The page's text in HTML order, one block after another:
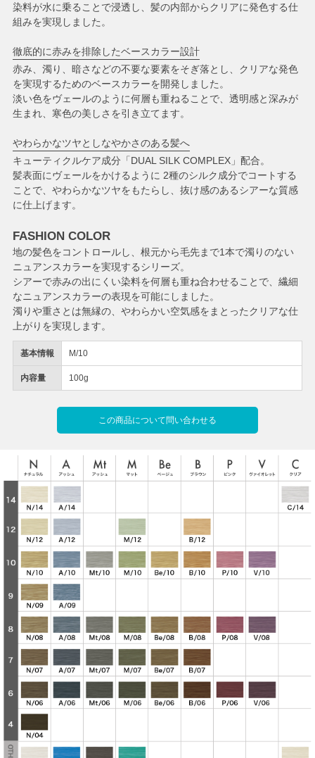
基本情報 M/10
内容量 100g
この商品について問い合わせる
染料が水に乗ることで浸透し、髪の内部からクリアに発色する仕
組みを実現しました。
徹底的に赤みを排除したベースカラー設計
赤み、濁り、暗さなどの不要な要素をそぎ落とし、クリアな発色
を実現するためのベースカラーを開発しました。
淡い色をヴェールのように何層も重ねることで、透明感と深みが
生まれ、寒色の美しさを引き立てます。
やわらかなツヤとしなやかさのある髪へ
キューティクルケア成分「DUAL SILK COMPLEX」配合。
髪表面にヴェールをかけるように 2種のシルク成分でコートする
ことで、やわらかなツヤをもたらし、抜け感のあるシアーな質感
に仕上げます。
FASHION COLOR
地の髪色をコントロールし、根元から毛先まで1本で濁りのない
ニュアンスカラーを実現するシリーズ。
シアーで赤みの出にくい染料を何層も重ね合わせることで、繊細
なニュアンスカラーの表現を可能にしました。
濁りや重さとは無縁の、やわらかい空気感をまとったクリアな仕
上がりを実現します。